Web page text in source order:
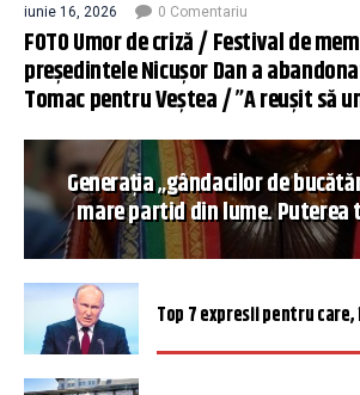
iunie 16, 2026 0 Comentariu
FOTO Umor de criză / Festival de
președintele Nicușor Dan a
Tomac pentru Veștea / ”A reușit să
Generația „gândacilor de
mare partid din lume.
Top 7 expresii pentru care,